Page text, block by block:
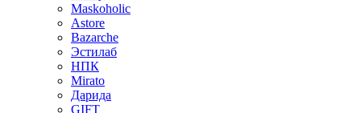
Maskoholic
Astore
Bazarche
Эстилаб
НПК
Mirato
Дарида
GIFT